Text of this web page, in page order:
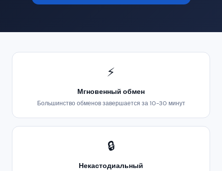
⚡
Мгновенный обмен
Большинство обменов завершается за 10-30 минут
🔒
Некастодиальный